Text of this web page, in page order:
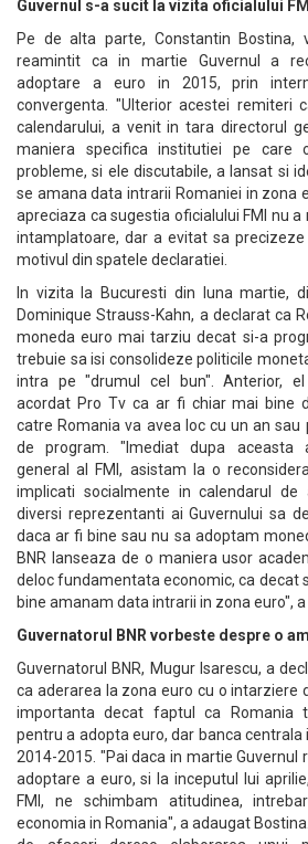
Guvernul s-a sucit la vizita oficialului FMI
Pe de alta parte, Constantin Bostina,
reamintit ca in martie Guvernul a
adoptare a euro in 2015, prin
convergenta. "Ulterior acestei remiteri
calendarului, a venit in tara directorul
maniera specifica institutiei pe care
probleme, si ele discutabile, a lansat si
se amana data intrarii Romaniei in zona
apreciaza ca sugestia oficialului FMI nu
intamplatoare, dar a evitat sa
motivul din spatele declaratiei.
In vizita la Bucuresti din luna martie,
Dominique Strauss-Kahn, a declarat ca
moneda euro mai tarziu decat si-a
trebuie sa isi consolideze politicile
intra pe "drumul cel bun". Anterior,
acordat Pro Tv ca ar fi chiar mai bine
catre Romania va avea loc cu un an
de program. "Imediat dupa aceasta
general al FMI, asistam la o
implicati socialmente in calendarul de
diversi reprezentanti ai Guvernului sa
daca ar fi bine sau nu sa adoptam
BNR lanseaza de o maniera usor
deloc fundamentata economic, ca decat
bine amanam data intrarii in zona euro",
Guvernatorul BNR vorbeste despre o
Guvernatorul BNR, Mugur Isarescu, a
ca aderarea la zona euro cu o intarziere
importanta decat faptul ca Romania
pentru a adopta euro, dar banca centrala
2014-2015. "Pai daca in martie Guvernul
adoptare a euro, si la inceputul lui
FMI, ne schimbam atitudinea,
economia in Romania", a adaugat